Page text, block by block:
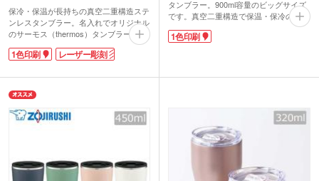
保冷・保温が長持ちの真空二重構造ステ
ンレスタンブラー。名入れでオリジナル
のサーモス（thermos）タンブラーが製
サーモス 真空断熱タンブラー350mlは温
氷を入れた冷たいものを入れても結露し
にくい優れもの。高級感があるステンレ
スタンブラーは記念品にピッタリです。
1色印刷 レーザー彫刻
タンブラー。900ml容量のビッグサイズ
です。真空二重構造で保温・保冷の両方
に対応し、アイスドリンクには専用スト
ローが活躍。ハンドル付きで持ち運びや
表面にはオリジナル印刷ができ、周年記
念品としても選びやすい一品です。
1色印刷